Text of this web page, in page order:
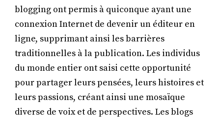
blogging ont permis à quiconque ayant une
connexion Internet de devenir un éditeur en
ligne, supprimant ainsi les barrières
traditionnelles à la publication. Les individus
du monde entier ont saisi cette opportunité
pour partager leurs pensées, leurs histoires et
leurs passions, créant ainsi une mosaïque
diverse de voix et de perspectives. Les blogs